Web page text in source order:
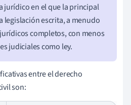
jurídico en el que la principal
legislación escrita, a menudo
completos, con menos
judiciales como ley.
entre el derecho
son: